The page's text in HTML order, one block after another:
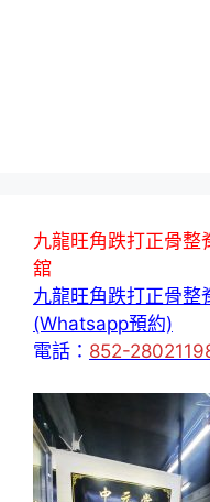
九龍旺角跌打正骨整
舘
九龍旺角跌打正骨整
(Whatsapp預約)
電話： 852-